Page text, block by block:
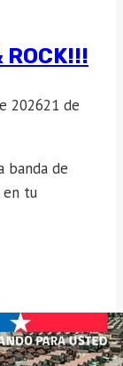
ROCK!!!
202621 de
banda de
en tu